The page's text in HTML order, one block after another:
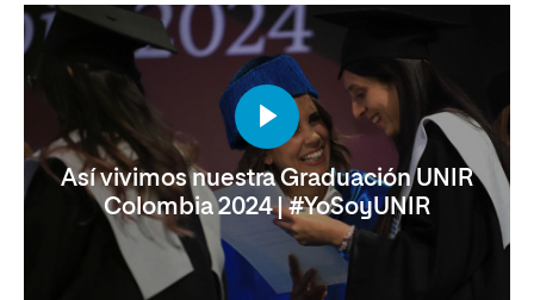
Así vivimos nuestra Graduación UNIR
Colombia 2024 | #YoSoyUNIR